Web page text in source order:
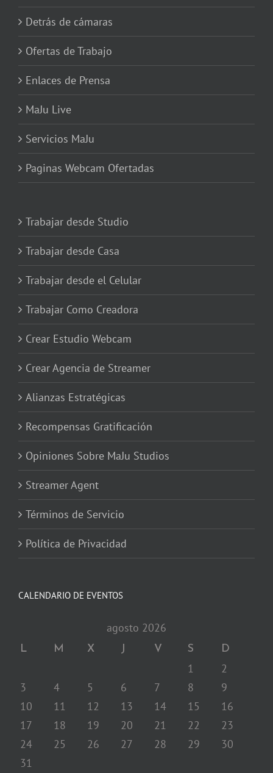
Detrás de cámaras
Ofertas de Trabajo
Enlaces de Prensa
MaJu Live
Servicios MaJu
Paginas Webcam Ofertadas
Trabajar desde Studio
Trabajar desde Casa
Trabajar desde el Celular
Trabajar Como Creadora
Crear Estudio Webcam
Crear Agencia de Streamer
Alianzas Estratégicas
Recompensas Gratificación
Opiniones Sobre MaJu Studios
Streamer Agent
Términos de Servicio
Política de Privacidad
CALENDARIO DE EVENTOS
agosto 2026
L M X J V S D
1
2
3
4 5 6 7 8
9
10
11 12 13 14 15
16
17
18 19 20 21 22
23
24
25 26 27 28 29
30
31